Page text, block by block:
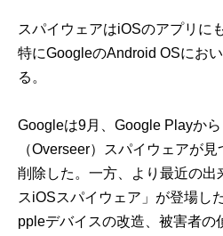
スパイウェアはiOSのアプリに
特にGoogleのAndroid OSにお
る。
Googleは9月、Google Playから
（Overseer）スパイウェアが
削除した。一方、より最近の出
スiOSスパイウェア」が登場し
ppleデバイスの改造、被害者の